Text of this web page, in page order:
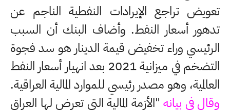
تعويض تراجع الإيرادات النفطية الناجم عن
تدهور أسعار النفط. وأضاف البنك أن السبب
الرئيسي وراء تخفيض قيمة الدينار هو سد فجوة
التضخم في ميزانية 2021 بعد انهيار أسعار النفط
العالمية، وهو مصدر رئيسي للموارد المالية العراقية.
وقال في بيانه "الأزمة المالية التي تعرض لها العراق